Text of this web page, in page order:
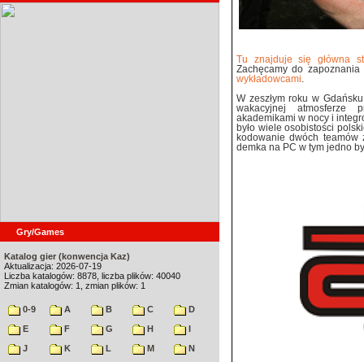
Gry/Games
Katalog gier (konwencja Kaz)
Aktualizacja: 2026-07-19
Liczba katalogów: 8878, liczba plików: 40040
Zmian katalogów: 1, zmian plików: 1
0-9 A B C
D
E
F G H
I
J
K L M
N
Tu znajduje się główna
Zachęcamy do
wykładowcami
W zeszłym roku w
wakacyjnej atmosferze
akademikami w nocy i
było wiele osobistości
kodowanie dwóch
demka na PC w tym jedno